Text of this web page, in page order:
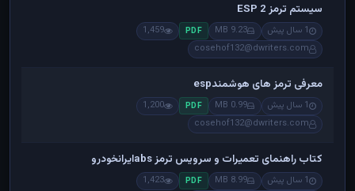
سیستم ترمز ESP 2
1 سال پیش 9.23 MB
PDF
1,459
cosehof132@dwriters.com
معرفی ترمز های هوشمندesp
1 سال پیش 0.99 MB
PDF
1,200
cosehof132@dwriters.com
کتاب راهنمای تعمیرات و سرویس ترمز absایرانخودرو
1 سال پیش 8.99 MB
PDF
1,423